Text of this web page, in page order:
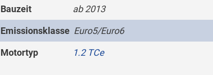
Bauzeit ab 2013
Emissionsklasse Euro5/Euro6
Motortyp 1.2 TCe